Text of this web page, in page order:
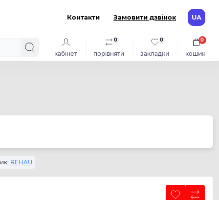
Контакти Замовити дзвінок UA
кабінет порівняти
0
закладки
0
кошик
0
REHAU